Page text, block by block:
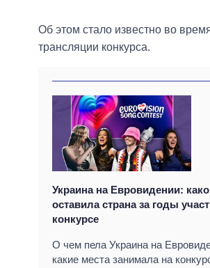
Об этом стало известно во
трансляции конкурса.
Украина на Евровидении:
оставила страна за годы
конкурсе
О чем пела Украина на
какие места занимала на